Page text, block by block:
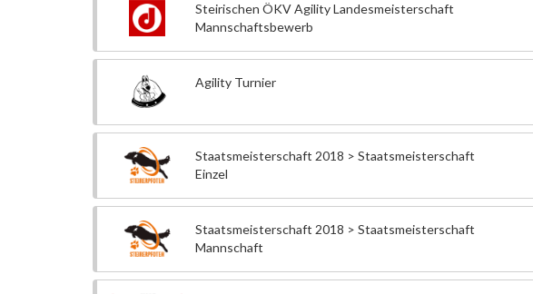
Steirischen ÖKV Agility Landesmeisterschaft
Mannschaftsbewerb
Agility Turnier
Staatsmeisterschaft 2018 > Staatsmeisterschaft
Einzel
Staatsmeisterschaft 2018 > Staatsmeisterschaft
Mannschaft